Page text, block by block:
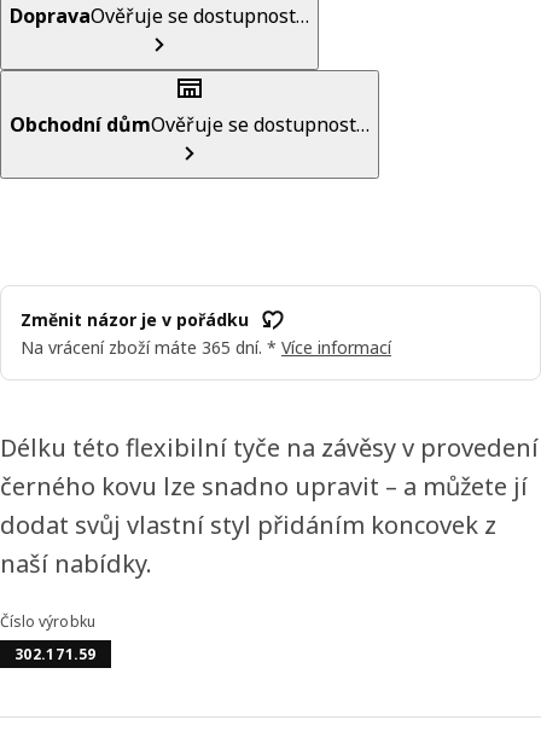
DopravaOvěřuje se dostupnost…
Obchodní důmOvěřuje se dostupnost…
Změnit názor je v pořádku
Na vrácení zboží máte 365 dní. * Více informací
Délku této flexibilní tyče na závěsy v provedení
černého kovu lze snadno upravit – a můžete jí
dodat svůj vlastní styl přidáním koncovek z
naší nabídky.
Číslo výrobku
302.171.59